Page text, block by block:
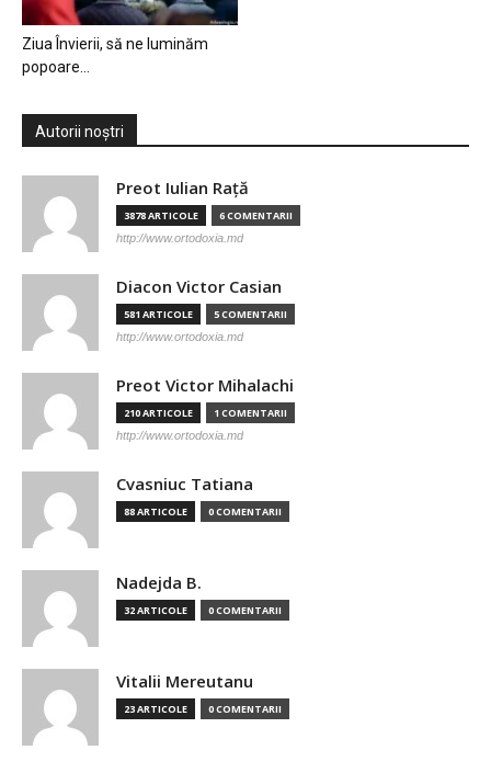
Ziua Învierii, să ne luminăm
popoare…
Autorii noștri
Preot Iulian Raţă
3878 ARTICOLE 6 COMENTARII
http://www.ortodoxia.md
Diacon Victor Casian
581 ARTICOLE 5 COMENTARII
http://www.ortodoxia.md
Preot Victor Mihalachi
210 ARTICOLE 1 COMENTARII
http://www.ortodoxia.md
Cvasniuc Tatiana
88 ARTICOLE 0 COMENTARII
Nadejda B.
32 ARTICOLE 0 COMENTARII
Vitalii Mereutanu
23 ARTICOLE 0 COMENTARII